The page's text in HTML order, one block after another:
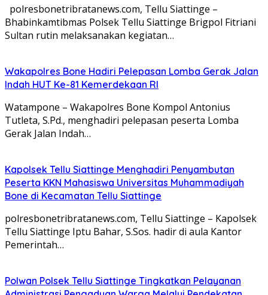
polresbonetribratanews.com, Tellu Siattinge –
Bhabinkamtibmas Polsek Tellu Siattinge Brigpol Fitriani
Sultan rutin melaksanakan kegiatan…
Wakapolres Bone Hadiri Pelepasan Lomba Gerak Jalan
Indah HUT Ke-81 Kemerdekaan RI
Watampone – Wakapolres Bone Kompol Antonius
Tutleta, S.Pd., menghadiri pelepasan peserta Lomba
Gerak Jalan Indah…
Kapolsek Tellu Siattinge Menghadiri Penyambutan
Peserta KKN Mahasiswa Universitas Muhammadiyah
Bone di Kecamatan Tellu Siattinge
polresbonetribratanews.com, Tellu Siattinge – Kapolsek
Tellu Siattinge Iptu Bahar, S.Sos. hadir di aula Kantor
Pemerintah…
Polwan Polsek Tellu Siattinge Tingkatkan Pelayanan